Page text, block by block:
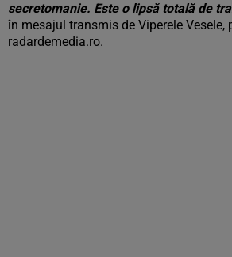
secretomanie. Este o lipsă totală de
în mesajul transmis de Viperele Vesele,
radardemedia.ro.